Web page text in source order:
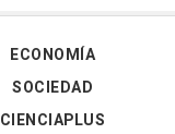
ECONOMÍA
SOCIEDAD
CIENCIAPLUS